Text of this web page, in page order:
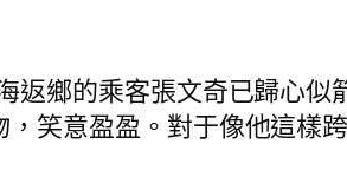
返鄉的乘客張文奇已歸心
笑意盈盈。對于像他這樣